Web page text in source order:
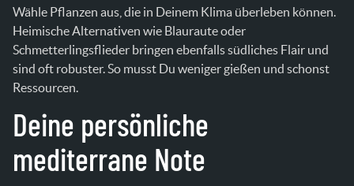
Wähle Pflanzen aus, die in Deinem Klima überleben können.
Heimische Alternativen wie Blauraute oder
Schmetterlingsflieder bringen ebenfalls südliches Flair und
sind oft robuster. So musst Du weniger gießen und schonst
Ressourcen.
Deine persönliche
mediterrane Note